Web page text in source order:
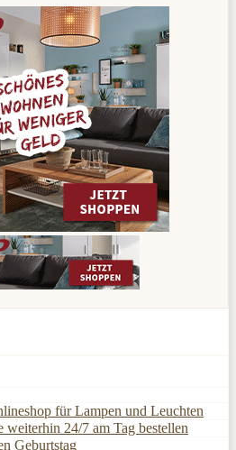
für Lampen und Leuchten
24/7 am Tag bestellen
Geburtstag